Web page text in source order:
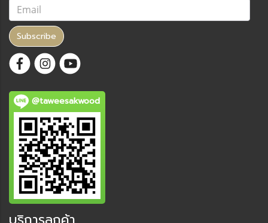
Subscribe
@taweesakwood